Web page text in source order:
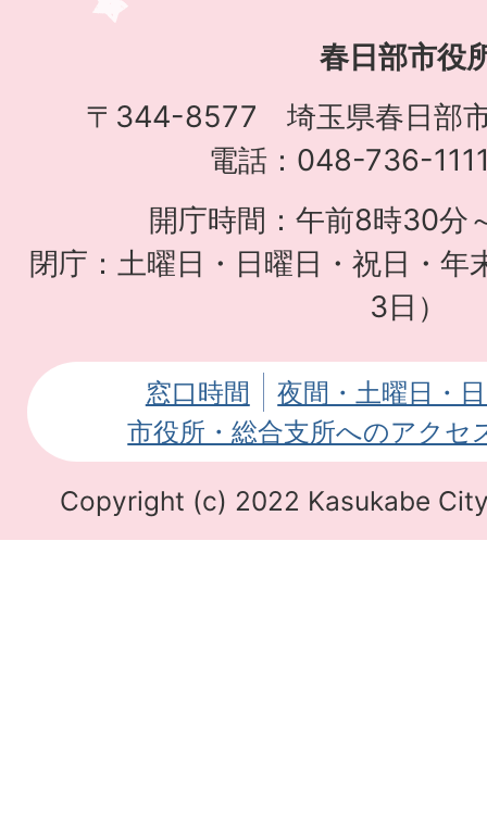
子
て
応
援
イ
ト
春日部市役
〒344-8577 埼玉県春日部
電話：048-736-
開庁時間：午前8時30分
閉庁：土曜日・日曜日・祝日・年
3日）
窓口時間
夜間・土曜日・
市役所・総合支所へのアクセ
Copyright (c) 2022 Kasukabe